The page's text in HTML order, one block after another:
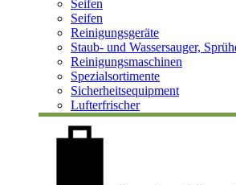
Seifen
Seifen
Reinigungsgeräte
Staub- und Wassersauger,
Reinigungsmaschinen
Spezialsortimente
Sicherheitsequipment
Lufterfrischer